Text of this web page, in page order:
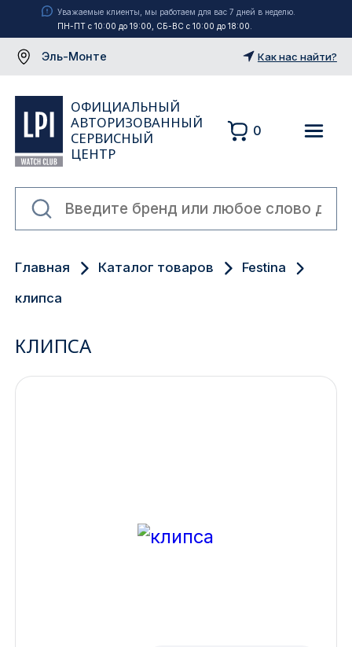
Уважаемые клиенты, мы работаем для вас 7 дней в неделю.
ПН-ПТ с 10:00 до 19:00, СБ-ВС с 10:00 до 18:00.
Эль-Монте
Екатеринбург
Новосибирск
Как нас найти?
ОФИЦИАЛЬНЫЙ
АВТОРИЗОВАННЫЙ
СЕРВИСНЫЙ
ЦЕНТР
0
Главная Каталог товаров
Festina
клипса
КЛИПСА